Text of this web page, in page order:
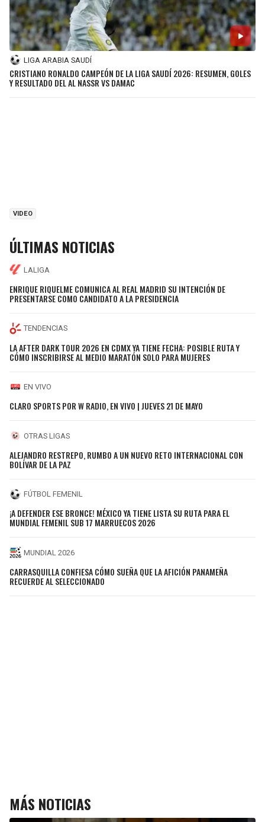
LIGA ARABIA SAUDÍ
CRISTIANO RONALDO CAMPEÓN DE LA LIGA SAUDÍ 2026: RESUMEN, GOLES
Y RESULTADO DEL AL NASSR VS DAMAC
VIDEO
ÚLTIMAS NOTICIAS
LALIGA
ENRIQUE RIQUELME COMUNICA AL REAL MADRID SU INTENCIÓN DE
PRESENTARSE COMO CANDIDATO A LA PRESIDENCIA
TENDENCIAS
LA AFTER DARK TOUR 2026 EN CDMX YA TIENE FECHA: POSIBLE RUTA Y
CÓMO INSCRIBIRSE AL MEDIO MARATÓN SOLO PARA MUJERES
EN VIVO
CLARO SPORTS POR W RADIO, EN VIVO | JUEVES 21 DE MAYO
OTRAS LIGAS
ALEJANDRO RESTREPO, RUMBO A UN NUEVO RETO INTERNACIONAL CON
BOLÍVAR DE LA PAZ
FÚTBOL FEMENIL
¡A DEFENDER ESE BRONCE! MÉXICO YA TIENE LISTA SU RUTA PARA EL
MUNDIAL FEMENIL SUB 17 MARRUECOS 2026
MUNDIAL 2026
CARRASQUILLA CONFIESA CÓMO SUEÑA QUE LA AFICIÓN PANAMEÑA
RECUERDE AL SELECCIONADO
MÁS NOTICIAS